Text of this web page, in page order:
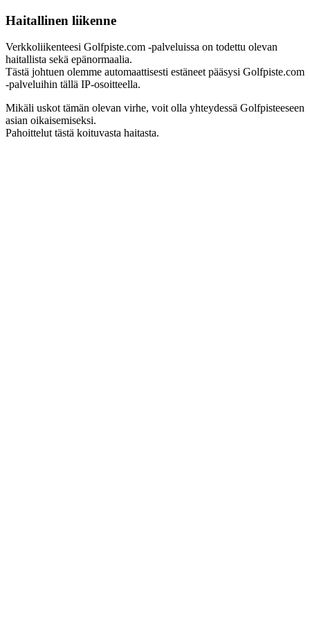
Haitallinen liikenne
Verkkoliikenteesi Golfpiste.com -palveluissa on todettu olevan
haitallista sekä epänormaalia.
Tästä johtuen olemme automaattisesti estäneet pääsysi Golfpiste.com
-palveluihin tällä IP-osoitteella.
Mikäli uskot tämän olevan virhe, voit olla yhteydessä Golfpisteeseen
asian oikaisemiseksi.
Pahoittelut tästä koituvasta haitasta.